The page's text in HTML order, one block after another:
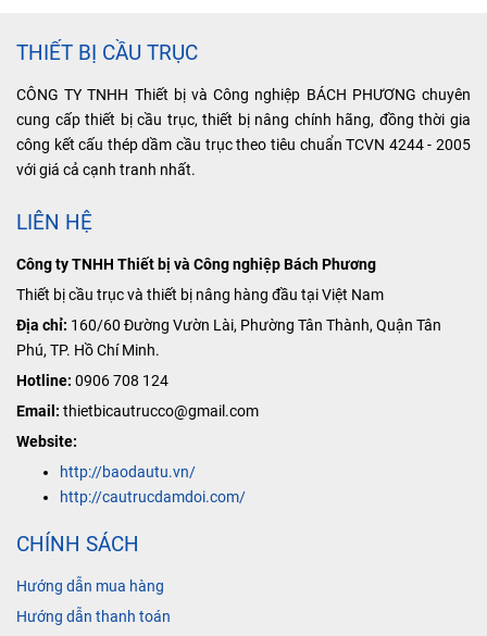
THIẾT BỊ CẦU TRỤC
CÔNG TY TNHH Thiết bị và Công nghiệp BÁCH PHƯƠNG chuyên
cung cấp thiết bị cầu trục, thiết bị nâng chính hãng, đồng thời gia
công kết cấu thép dầm cầu trục theo tiêu chuẩn TCVN 4244 - 2005
với giá cả cạnh tranh nhất.
LIÊN HỆ
Công ty TNHH Thiết bị và Công nghiệp Bách Phương
Thiết bị cầu trục và thiết bị nâng hàng đầu tại Việt Nam
Địa chỉ: 160/60 Đường Vườn Lài, Phường Tân Thành, Quận Tân
Phú, TP. Hồ Chí Minh.
Hotline: 0906 708 124
Email: thietbicautrucco@gmail.com
Website:
http://baodautu.vn/
http://cautrucdamdoi.com/
CHÍNH SÁCH
Hướng dẫn mua hàng
Hướng dẫn thanh toán